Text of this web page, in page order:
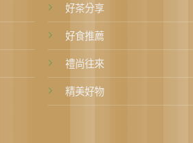
好茶分享
好食推薦
禮尚往來
精美好物